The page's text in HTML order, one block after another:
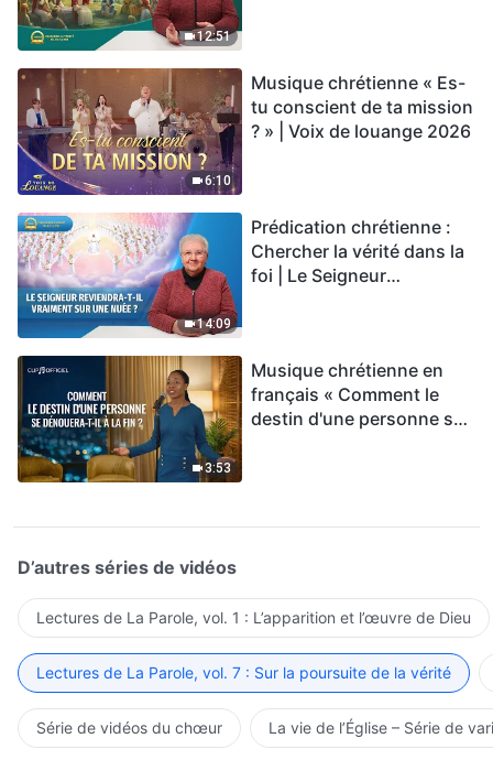
12:51
6:10
Musique chrétienne « Es-
tu conscient de ta mission
? » | Voix de louange 2026
14:09
Prédication chrétienne :
Chercher la vérité dans la
foi | Le Seigneur
3:53
Musique chrétienne en
français « Comment le
destin d'une personne se
D’autres séries de vidéos
Lectures de La Parole, vol. 1 : L’apparition et l’œuvre de Dieu
Lectures de La Parole, vol. 7 : Sur la poursuite de la vérité
Série de vidéos du chœur La vie de l’Église – Série de